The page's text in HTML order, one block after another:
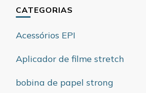
CATEGORIAS
Acessórios EPI
Aplicador de filme stretch
bobina de papel strong